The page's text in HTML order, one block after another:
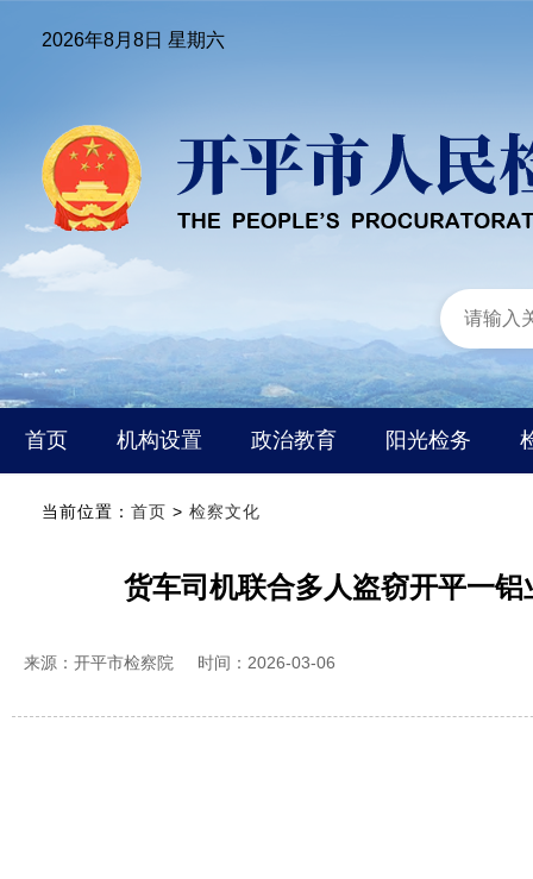
2026年8月8日 星期六
首页 机构设置 政治教育 阳光检务
当前位置： 首页 > 检察文化
货车司机联合多人盗窃开平一
来源：开平市检察院 时间：2026-03-06